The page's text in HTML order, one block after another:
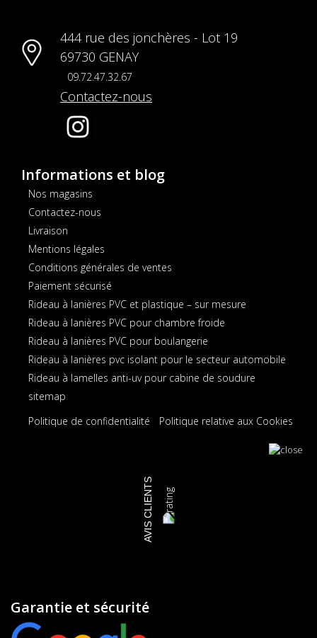
444 rue des jonchères - Lot 19
69730 GENAY
09.72.47.32.67
Contactez-nous
Informations et blog
Nos magasins
Contactez-nous
Livraison
Mentions légales
Conditions générales de ventes
Paiement sécurisé
Rideau à lanières PVC et plastique – sur mesure
Rideau à lanières PVC pour chambre froide
Rideau à lanières PVC pour boulangerie
Rideau à lanières pvc isolant pour le secteur automobile
Rideau à lamelles anti-uv pour cabine de soudure
sitemap
Politique de confidentialité
Politique relative aux Cookies
AVIS CLIENTS
Garantie et sécurité